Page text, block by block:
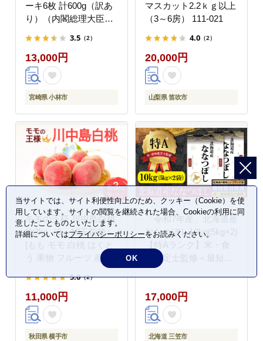
ーキ6枚 計600g（訳あ
り）（内閣総理大臣賞
和牛 赤身 ステーキ 訳
あり 宮崎県）
3.5 （2）
13,000円
宮崎県 小林市
マスカット2.2ｋｇ以上
（3～6房） 111-021
4.0 （2）
20,000円
山梨県 笛吹市
モモの王様 川中島白桃
約3kg（9～13玉前後）
[もも モモ 白桃 はくと
う 果物 フルーツ 産地
5.0（2）
11,000円
秋田県 横手市
「令和7年産」北海道産
ななつぼし10kg(5kg×2)
【特Aランク】米・食
味鑑定士監修＜最短翌
日発送＞【1606018】
17,000円
北海道 三笠市
当サイトでは、サイト利便性向上のため、クッキー（Cookie）を使
用しています。サイトの閲覧を継続された場合、Cookieの利用に同
意したことものといたします。
詳細についてはプライバシーポリシーをお読みください。
OK